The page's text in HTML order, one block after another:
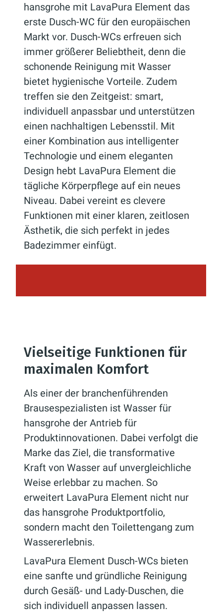
hansgrohe mit LavaPura Element das
erste Dusch-WC für den europäischen
Markt vor. Dusch-WCs erfreuen sich
immer größerer Beliebtheit, denn die
schonende Reinigung mit Wasser
bietet hygienische Vorteile. Zudem
treffen sie den Zeitgeist: smart,
individuell anpassbar und unterstützen
einen nachhaltigen Lebensstil. Mit
einer Kombination aus intelligenter
Technologie und einem eleganten
Design hebt LavaPura Element die
tägliche Körperpflege auf ein neues
Niveau. Dabei vereint es clevere
Funktionen mit einer klaren, zeitlosen
Ästhetik, die sich perfekt in jedes
Badezimmer einfügt.
Vielseitige Funktionen für
maximalen Komfort
Als einer der branchenführenden
Brausespezialisten ist Wasser für
hansgrohe der Antrieb für
Produktinnovationen. Dabei verfolgt die
Marke das Ziel, die transformative
Kraft von Wasser auf unvergleichliche
Weise erlebbar zu machen. So
erweitert LavaPura Element nicht nur
das hansgrohe Produktportfolio,
sondern macht den Toilettengang zum
Wassererlebnis.
LavaPura Element Dusch-WCs bieten
eine sanfte und gründliche Reinigung
durch Gesäß- und Lady-Duschen, die
sich individuell anpassen lassen.